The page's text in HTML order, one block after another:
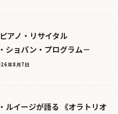
アノ・リサイタル
ショパン・プログラム－
年8月7日
ルイージが語る 《オラトリオ